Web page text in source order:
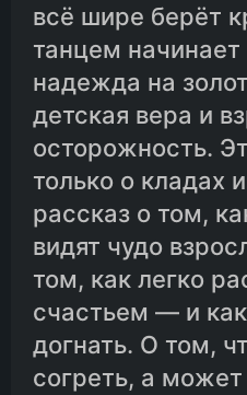
всё шире берёт
танцем
надежда на
детская вера и
осторожность.
только о кладах
рассказ о том,
видят чудо
том, как легко
счастьем — и
догнать. О том,
согреть, а может